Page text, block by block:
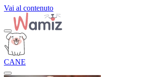
Vai al contenuto
CANE